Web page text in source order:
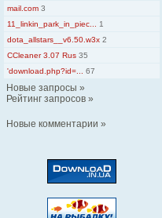
mail.com 3
11_linkin_park_in_piec...
1
dota_allstars__v6.50.w3x 2
CCleaner 3.07 Rus 35
'download.php?id=...
67
Новые запросы »
Рейтинг запросов »
Новые комментарии »